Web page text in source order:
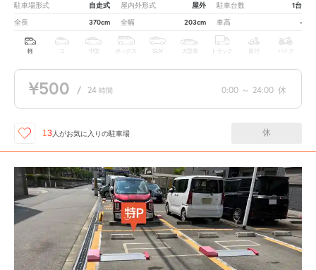
駐車場形式 自走式 屋内外形式 屋外 駐車台数 1台
全長 370cm 全幅 203cm 車高 -
軽 中型 ボックス SUV 大型車 トラック 原付 バイク
¥500 / 24 時間 0:00 ～ 24:00 休
13 人がお気に入りの駐車場 休